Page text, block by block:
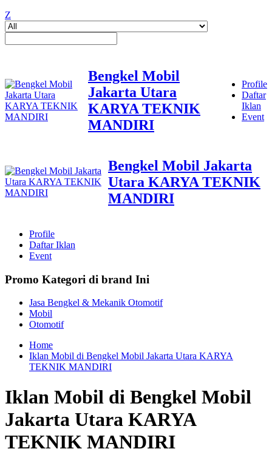
Z
Bengkel Mobil
Jakarta Utara
KARYA TEKNIK
MANDIRI
Profile
Daftar
Iklan
Event
Bengkel Mobil Jakarta
Utara KARYA TEKNIK
MANDIRI
Profile
Daftar Iklan
Event
Promo Kategori di brand Ini
Jasa Bengkel & Mekanik Otomotif
Mobil
Otomotif
Home
Iklan Mobil di Bengkel Mobil Jakarta Utara KARYA
TEKNIK MANDIRI
Iklan Mobil di Bengkel Mobil
Jakarta Utara KARYA
TEKNIK MANDIRI